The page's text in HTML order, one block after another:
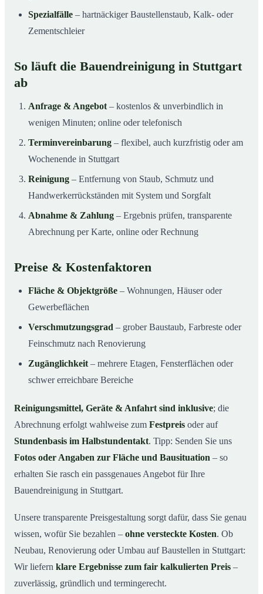
Spezialfälle – hartnäckiger Baustellenstaub, Kalk- oder
Zementschleier
So läuft die Bauendreinigung in Stuttgart
ab
Anfrage & Angebot – kostenlos & unverbindlich in
wenigen Minuten; online oder telefonisch
Terminvereinbarung – flexibel, auch kurzfristig oder am
Wochenende in Stuttgart
Reinigung – Entfernung von Staub, Schmutz und
Handwerkerrückständen mit System und Sorgfalt
Abnahme & Zahlung – Ergebnis prüfen, transparente
Abrechnung per Karte, online oder Rechnung
Preise & Kostenfaktoren
Fläche & Objektgröße – Wohnungen, Häuser oder
Gewerbeflächen
Verschmutzungsgrad – grober Baustaub, Farbreste oder
Feinschmutz nach Renovierung
Zugänglichkeit – mehrere Etagen, Fensterflächen oder
schwer erreichbare Bereiche
Reinigungsmittel, Geräte & Anfahrt sind inklusive; die
Abrechnung erfolgt wahlweise zum Festpreis oder auf
Stundenbasis im Halbstundentakt. Tipp: Senden Sie uns
Fotos oder Angaben zur Fläche und Bausituation – so
erhalten Sie rasch ein passgenaues Angebot für Ihre
Bauendreinigung in Stuttgart.
Unsere transparente Preisgestaltung sorgt dafür, dass Sie genau
wissen, wofür Sie bezahlen – ohne versteckte Kosten. Ob
Neubau, Renovierung oder Umbau auf Baustellen in Stuttgart:
Wir liefern klare Ergebnisse zum fair kalkulierten Preis –
zuverlässig, gründlich und termingerecht.